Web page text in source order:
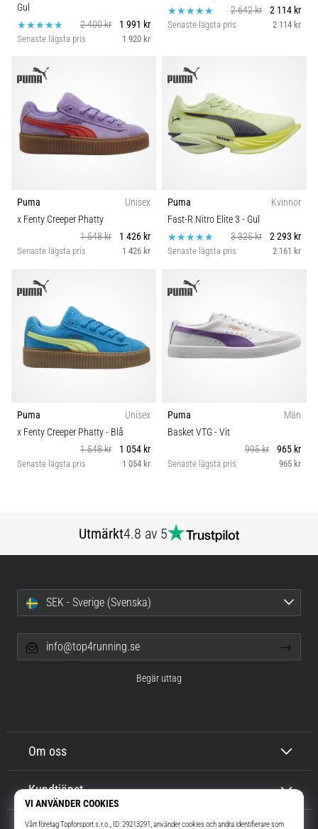
vanligt
hälsoproblem
som
drabbas
av.
Vad…
Visa
Gul
2 400 kr
1 991 kr
Senaste lägsta pris 1 920 kr
2 642 kr
2 114 kr
Senaste lägsta pris 2 114 kr
Puma
Unisex
x Fenty Creeper Phatty
1 548 kr
1 426 kr
Senaste lägsta pris 1 426 kr
Puma
Kvinnor
Fast-R Nitro Elite 3 - Gul
3 325 kr
2 293 kr
Senaste lägsta pris 2 161 kr
Puma
Unisex
x Fenty Creeper Phatty- Blå
1 548 kr
1 054 kr
Senaste lägsta pris 1 054 kr
Puma
Män
Basket VTG- Vit
995 kr
965 kr
Senaste lägsta pris 965 kr
Utmärkt4.8 av 5
Om oss
Kundtjänst
SEK - Sverige (Svenska)
info@top4running.se
Begär uttag